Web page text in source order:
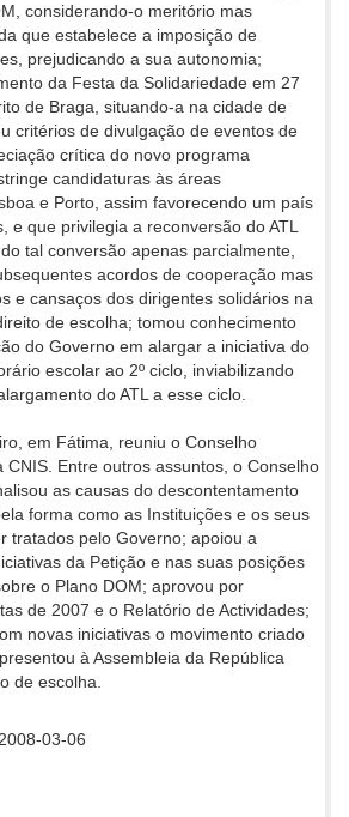
considerando-o meritório mas
que estabelece a imposição de
prejudicando a sua autonomia;
da Festa da Solidariedade em 27
de Braga, situando-a na cidade de
critérios de divulgação de eventos de
crítica do novo programa
candidaturas às áreas
e Porto, assim favorecendo um país
e que privilegia a reconversão do ATL
tal conversão apenas parcialmente,
acordos de cooperação mas
e cansaços dos dirigentes solidários na
de escolha; tomou conhecimento
do Governo em alargar a iniciativa do
escolar ao 2º ciclo, inviabilizando
do ATL a esse ciclo.
em Fátima, reuniu o Conselho
CNIS. Entre outros assuntos, o Conselho
as causas do descontentamento
forma como as Instituições e os seus
tratados pelo Governo; apoiou a
da Petição e nas suas posições
o Plano DOM; aprovou por
de 2007 e o Relatório de Actividades;
novas iniciativas o movimento criado
à Assembleia da República
de escolha.
03-06